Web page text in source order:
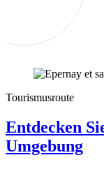
Tourismusroute
Entdecken
Umgebung